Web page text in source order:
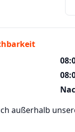
außerhalb